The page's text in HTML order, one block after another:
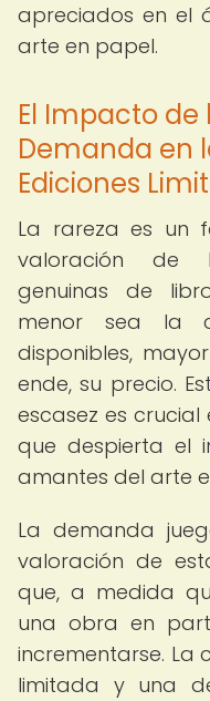
apreciados en el
arte en papel.
El Impacto de
Demanda en
Ediciones
La rareza es un
valoración de
genuinas de
menor sea la
disponibles,
ende, su precio.
escasez es
que despierta el
amantes del arte
La demanda
valoración de
que, a medida
una obra en
incrementarse. La
limitada y una